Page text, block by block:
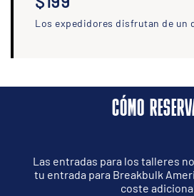
Los expedidores disfrutan de un
CÓMO
Las entradas para los talleres
tu entrada para Breakbulk
coste